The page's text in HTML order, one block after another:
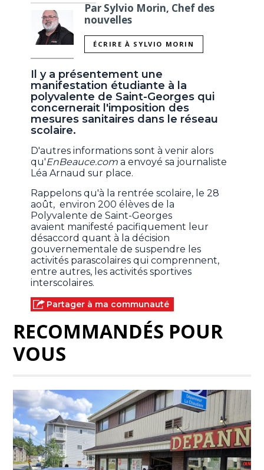
Par Sylvio Morin, Chef des
nouvelles
ÉCRIRE À SYLVIO MORIN
Il y a présentement une
manifestation étudiante à la
polyvalente de Saint-Georges qui
concernerait l'imposition des
mesures sanitaires dans le réseau
scolaire.
D'autres informations sont à venir alors
qu'EnBeauce.com a envoyé sa journaliste
Léa Arnaud sur place.
Rappelons qu'à la rentrée scolaire, le 28
août, environ 200 élèves de la
Polyvalente de Saint-Georges
avaient manifesté pacifiquement leur
désaccord quant à la décision
gouvernementale de suspendre les
activités parascolaires qui comprennent,
entre autres, les activités sportives
interscolaires.
Partager à ma communauté
RECOMMANDÉS POUR
VOUS